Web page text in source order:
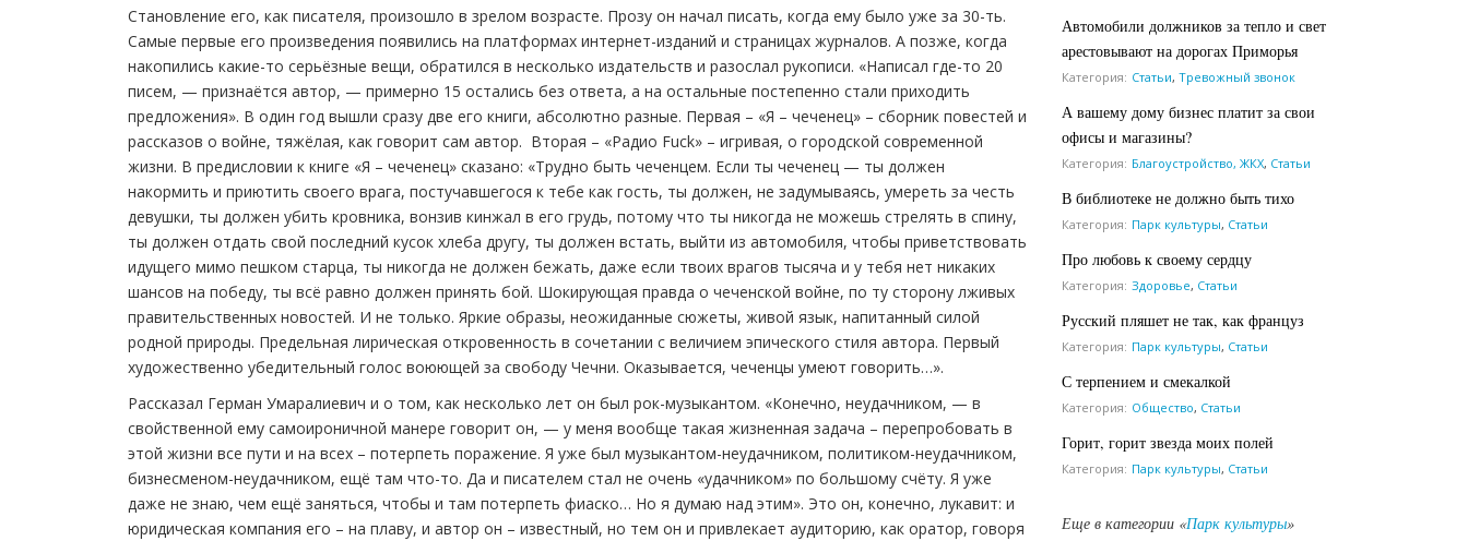
Становление его, как писателя, произошло в зрелом возрасте. Прозу он начал писать, когда ему было уже за 30-ть.
Самые первые его произведения появились на платформах интернет-изданий и страницах журналов. А позже, когда
накопились какие-то серьёзные вещи, обратился в несколько издательств и разослал рукописи. «Написал где-то 20
писем, — признаётся автор, — примерно 15 остались без ответа, а на остальные постепенно стали приходить
предложения». В один год вышли сразу две его книги, абсолютно разные. Первая – «Я – чеченец» – сборник повестей и
рассказов о войне, тяжёлая, как говорит сам автор. Вторая – «Радио Fuck» – игривая, о городской современной
жизни. В предисловии к книге «Я – чеченец» сказано: «Трудно быть чеченцем. Если ты чеченец — ты должен
накормить и приютить своего врага, постучавшегося к тебе как гость, ты должен, не задумываясь, умереть за честь
девушки, ты должен убить кровника, вонзив кинжал в его грудь, потому что ты никогда не можешь стрелять в спину,
ты должен отдать свой последний кусок хлеба другу, ты должен встать, выйти из автомобиля, чтобы приветствовать
идущего мимо пешком старца, ты никогда не должен бежать, даже если твоих врагов тысяча и у тебя нет никаких
шансов на победу, ты всё равно должен принять бой. Шокирующая правда о чеченской войне, по ту сторону лживых
правительственных новостей. И не только. Яркие образы, неожиданные сюжеты, живой язык, напитанный силой
родной природы. Предельная лирическая откровенность в сочетании с величием эпического стиля автора. Первый
художественно убедительный голос воюющей за свободу Чечни. Оказывается, чеченцы умеют говорить…».
Рассказал Герман Умаралиевич и о том, как несколько лет он был рок-музыкантом. «Конечно, неудачником, — в
свойственной ему самоироничной манере говорит он, — у меня вообще такая жизненная задача – перепробовать в
этой жизни все пути и на всех – потерпеть поражение. Я уже был музыкантом-неудачником, политиком-неудачником,
бизнесменом-неудачником, ещё там что-то. Да и писателем стал не очень «удачником» по большому счёту. Я уже
даже не знаю, чем ещё заняться, чтобы и там потерпеть фиаско… Но я думаю над этим». Это он, конечно, лукавит: и
юридическая компания его – на плаву, и автор он – известный, но тем он и привлекает аудиторию, как оратор, говоря
Автомобили должников за тепло и свет
арестовывают на дорогах Приморья
Категория: Статьи, Тревожный звонок
А вашему дому бизнес платит за свои
офисы и магазины?
Категория: Благоустройство, ЖКХ, Статьи
В библиотеке не должно быть тихо
Категория: Парк культуры, Статьи
Про любовь к своему сердцу
Категория: Здоровье, Статьи
Русский пляшет не так, как француз
Категория: Парк культуры, Статьи
С терпением и смекалкой
Категория: Общество, Статьи
Горит, горит звезда моих полей
Категория: Парк культуры, Статьи
Еще в категории «Парк культуры»